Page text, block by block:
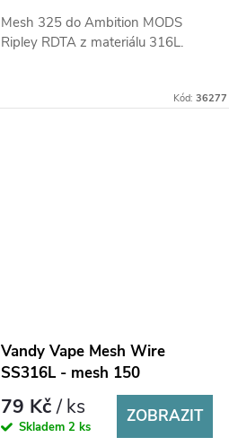
Mesh 325 do Ambition MODS
Ripley RDTA z materiálu 316L.
Kód:36277
Vandy Vape Mesh Wire
SS316L - mesh 150
79 Kč/ ks
Skladem2 ks
ZOBRAZIT